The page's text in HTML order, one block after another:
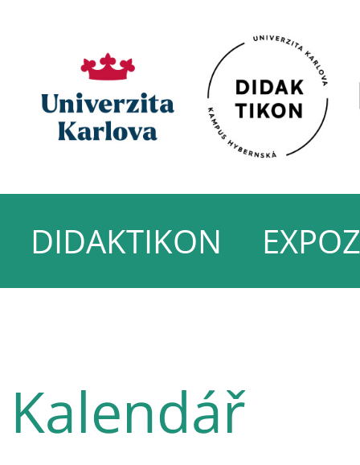
DIDAKTIKON
Kalendář